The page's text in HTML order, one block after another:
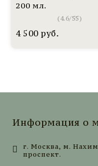
200 мл.
( 4.6/55)
4 500 руб.
Информация о
г. Москва, м.
проспект.